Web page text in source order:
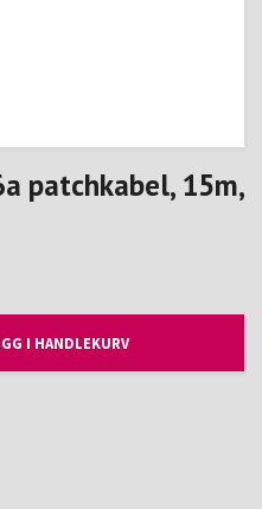
patchkabel, 15m,
I HANDLEKURV